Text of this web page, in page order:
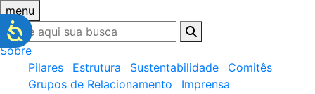
menu
Sobre
Pilares
Estrutura Sustentabilidade
Comitês
Grupos de Relacionamento
Imprensa